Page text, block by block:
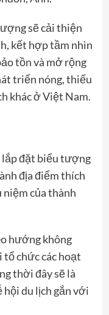
sẽ cải thiện
kết hợp tầm nhìn
tồn và mở rộng
triển nóng, thiếu
khác ở Việt Nam.
lắp đặt biểu tượng
địa điểm thích
niệm của thành
hướng không
chức các hoạt
thời đây sẽ là
du lịch gắn với